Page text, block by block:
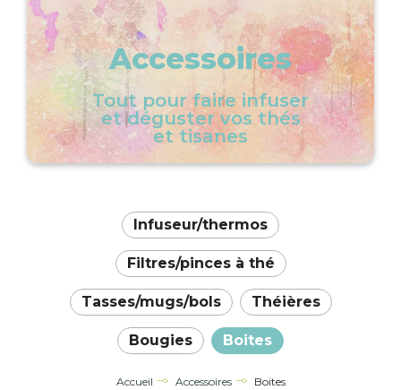
Accessoires
Tout pour faire infuser
et déguster vos thés
et tisanes
Infuseur/thermos
Filtres/pinces à thé
Tasses/mugs/bols Théières
Bougies Boites
Accueil Accessoires Boites